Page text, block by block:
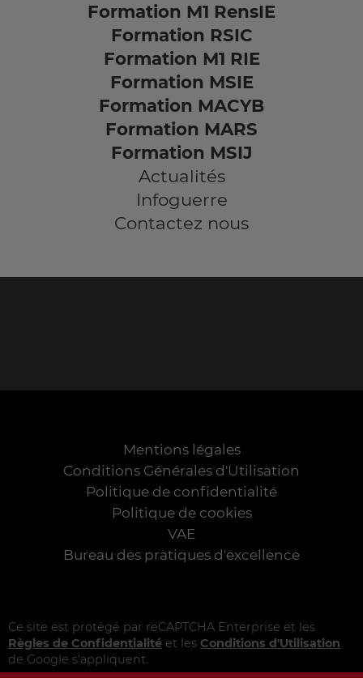
Formation M1 RensIE
Formation RSIC
Formation M1 RIE
Formation MSIE
Formation MACYB
Formation MARS
Formation MSIJ
Actualités
Infoguerre
Contactez nous
Mentions légales
Conditions Générales d'Utilisation
Politique de confidentialité
Politique de cookies
VAE
Bureau des pratiques d'excellence
Ce site est protégé par reCAPTCHA Enterprise et les
Règles de Confidentialité et les Conditions d'Utilisation
de Google s'appliquent.